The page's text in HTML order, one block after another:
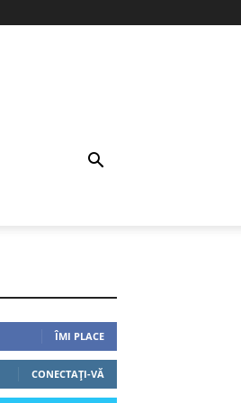
ÎMI PLACE
CONECTAȚI-VĂ